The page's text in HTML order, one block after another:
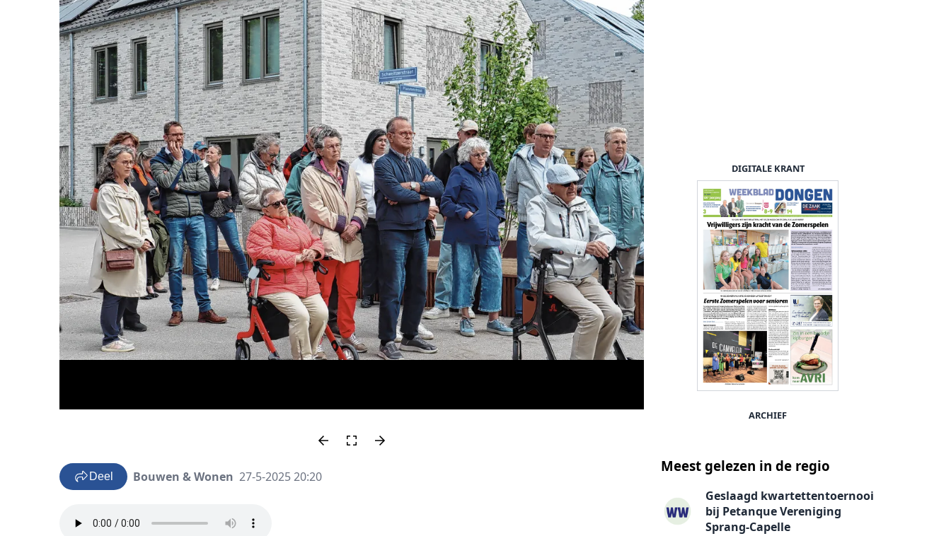
wethouder van Eenennaam en directeur/bestuurder
Deel Bouwen & Wonen 27-5-2025 20:20
DIGITALE KRANT
ARCHIEF
Meest gelezen in de regio
Geslaagd kwartettentoernooi
bij Petanque Vereniging
Sprang-Capelle